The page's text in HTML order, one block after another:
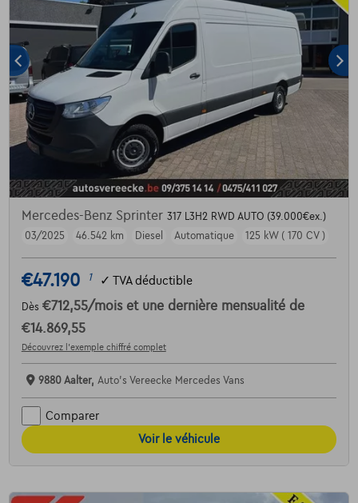
Mercedes-Benz Sprinter 317 L3H2 RWD AUTO (39.000€ex.)
03/2025
46.542 km Diesel Automatique 125 kW ( 170 CV )
€47.190 1 ✓ TVA déductible
Dès €712,55/mois et une dernière mensualité de
€14.869,55
Découvrez l’exemple chiffré complet
9880 Aalter, Auto's Vereecke Mercedes Vans
Comparer
Voir le véhicule